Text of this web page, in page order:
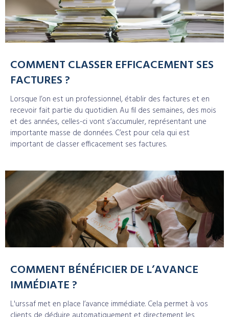
COMMENT CLASSER EFFICACEMENT SES
FACTURES ?
Lorsque l’on est un professionnel, établir des factures et en
recevoir fait partie du quotidien. Au fil des semaines, des mois
et des années, celles-ci vont s’accumuler, représentant une
importante masse de données. C’est pour cela qui est
important de classer efficacement ses factures.
COMMENT BÉNÉFICIER DE L’AVANCE
IMMÉDIATE ?
L'urssaf met en place l’avance immédiate. Cela permet à vos